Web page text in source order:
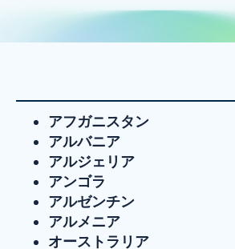
アフガニスタン
アルバニア
アルジェリア
アンゴラ
アルゼンチン
アルメニア
オーストラリア